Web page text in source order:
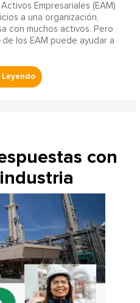
Empresariales (EAM)
a una organización,
con muchos activos. Pero
de los EAM puede ayudar a
con